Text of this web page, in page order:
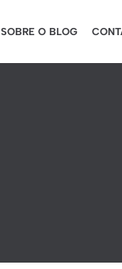
SOBRE O BLOG